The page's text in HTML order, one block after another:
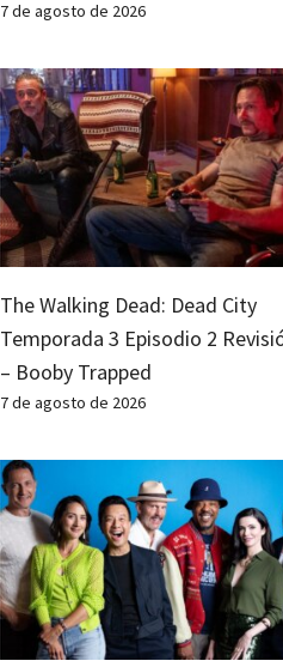
7 de agosto de 2026
The Walking Dead: Dead City
Temporada 3 Episodio 2
– Booby Trapped
7 de agosto de 2026